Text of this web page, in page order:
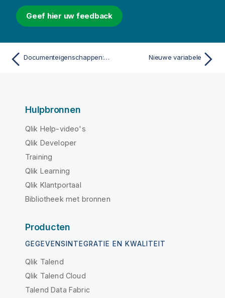
Geef hier uw feedback
Documenteigenschappen: Server Nieuwe variabele
Hulpbronnen
Qlik Help-video's
Qlik Developer
Training
Qlik Learning
Qlik Klantportaal
Bibliotheek met bronnen
Producten
GEGEVENSINTEGRATIE EN KWALITEIT
Qlik Talend
Qlik Talend Cloud
Talend Data Fabric